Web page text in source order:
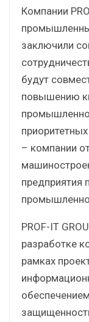
Компании
заключили
будут
повышению
– компании
предприятия
PROF-IT
разработке
рамках